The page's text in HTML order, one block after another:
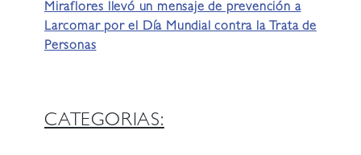
Miraflores llevó un mensaje de prevención a
Larcomar por el Día Mundial contra la Trata de
Personas
CATEGORIAS: